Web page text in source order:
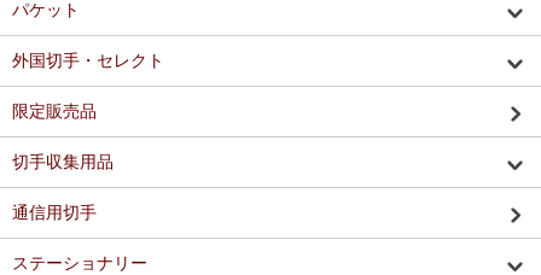
パケット
外国切手・セレクト
限定販売品
切手収集用品
通信用切手
ステーショナリー